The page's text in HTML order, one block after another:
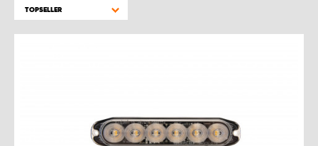
TOPSELLER